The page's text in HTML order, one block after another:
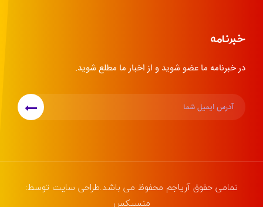
خبرنامه
در خبرنامه ما عضو شوید و از اخبار ما مطلع شوید.
تمامی حقوقآریاجم محفوظ می باشد.طراحی سایت توسط:
منسیکس